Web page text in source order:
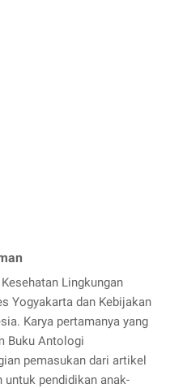
Lingkungan
Yogyakarta dan Kebijakan
Karya pertamanya yang
Buku Antologi
pemasukan dari artikel
untuk pendidikan anak-